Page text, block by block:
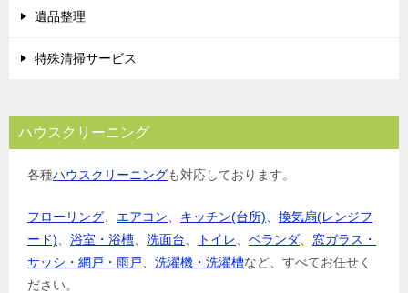
遺品整理
特殊清掃サービス
ハウスクリーニング
各種ハウスクリーニングも対応しております。
フローリング エアコン キッチン(台所)
換気扇(レンジフ
ード)
浴室・浴槽 洗面台 トイレ ベランダ
窓ガラス・
サッシ・網戸・雨戸
洗濯機・洗濯槽など、すべてお任せく
ださい。